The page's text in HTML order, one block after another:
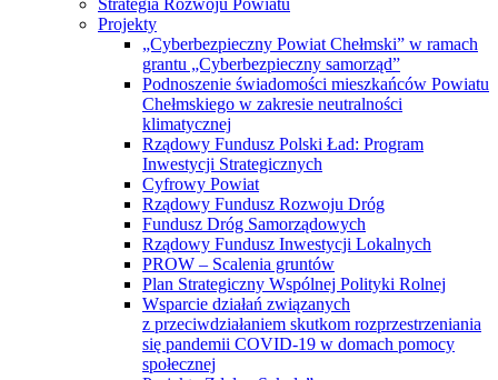
Strategia Rozwoju Powiatu
Projekty
„Cyberbezpieczny Powiat Chełmski” w ramach
grantu „Cyberbezpieczny samorząd”
Podnoszenie świadomości mieszkańców Powiatu
Chełmskiego w zakresie neutralności
klimatycznej
Rządowy Fundusz Polski Ład: Program
Inwestycji Strategicznych
Cyfrowy Powiat
Rządowy Fundusz Rozwoju Dróg
Fundusz Dróg Samorządowych
Rządowy Fundusz Inwestycji Lokalnych
PROW – Scalenia gruntów
Plan Strategiczny Wspólnej Polityki Rolnej
Wsparcie działań związanych
z przeciwdziałaniem skutkom rozprzestrzeniania
się pandemii COVID-19 w domach pomocy
społecznej